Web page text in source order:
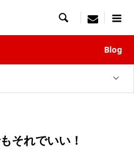
 menu
Blog
それでいい！